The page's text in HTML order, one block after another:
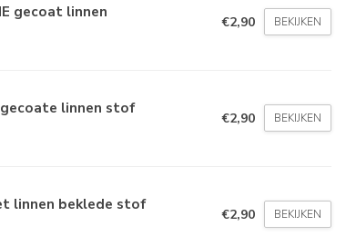
gecoat linnen
€2,90 BEKIJKEN
gecoate linnen stof
€2,90 BEKIJKEN
linnen beklede stof
€2,90 BEKIJKEN